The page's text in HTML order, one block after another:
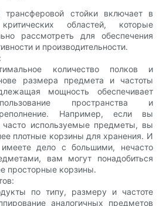
трансферовой стойки включает в
областей, которые
рассмотреть для обеспечения
и производительности.
количество полков и
размера предмета и частоты
мощность обеспечивает
пространства и
Например, если вы
часто используемые предметы, вы
плотные корзины для хранения. И
дело с большими, нечасто
вам могут понадобиться
просторные корзины.
по типу, размеру и частоте
аналогичных предметов